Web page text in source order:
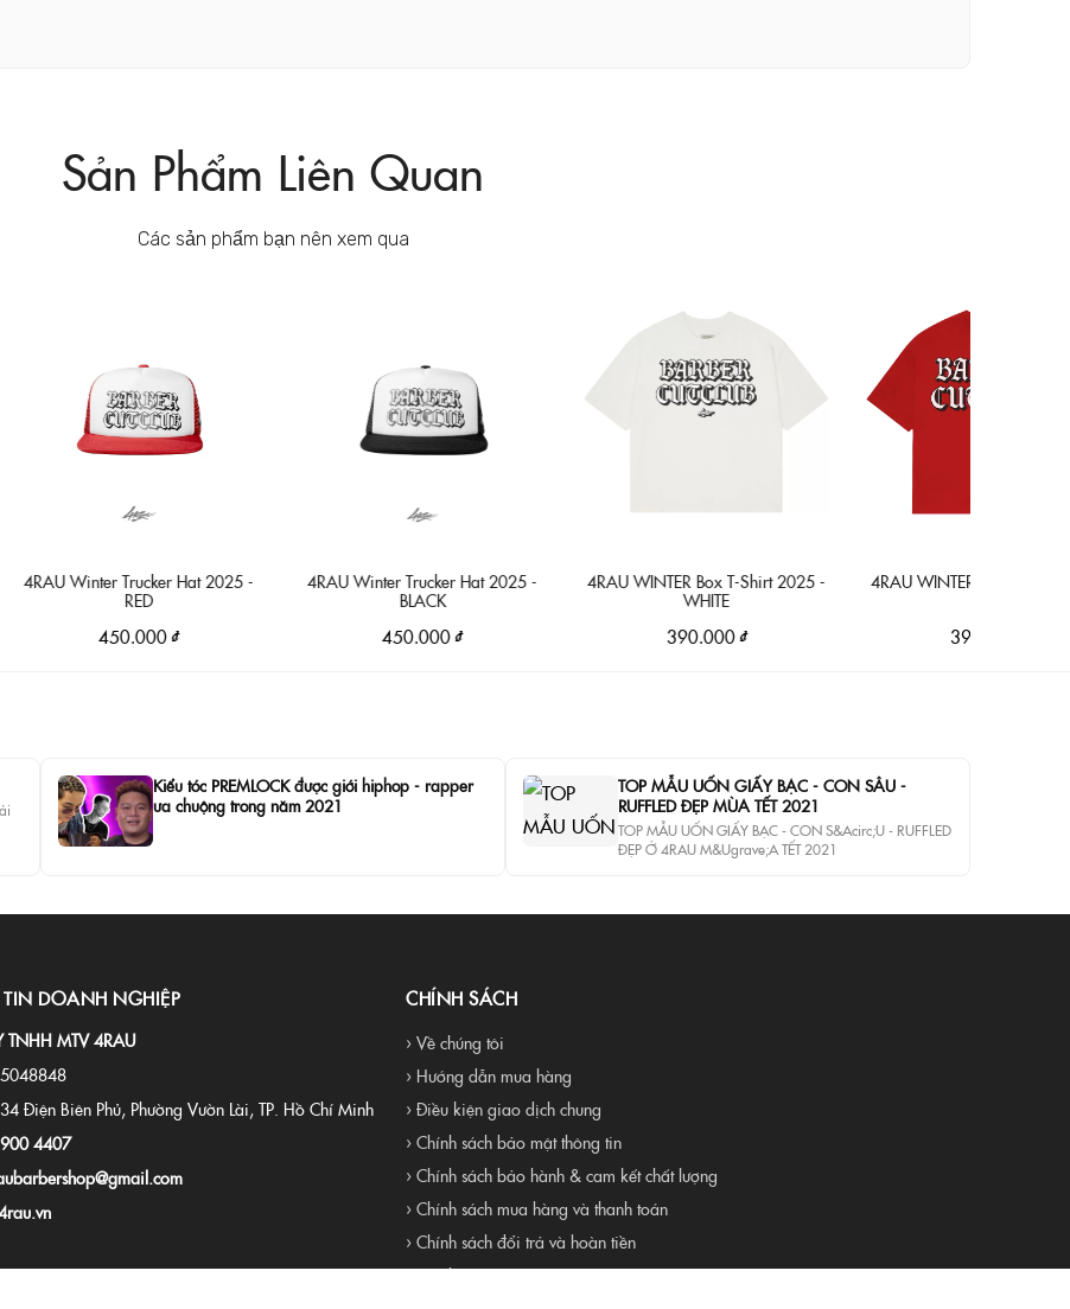
Sản Phẩm Liên Quan
Các sản phẩm bạn nên xem qua
Winter Trucker Hat 2025 -
450.000 ₫
4RAU Winter Trucker Hat 2025 -
450.000 ₫
4RAU WINTER Box T-Shirt 2025 -
390.000 ₫
4RAU WINTER Box T-Shirt 2025 -
390.000 ₫
Kiểu tóc PREMLOCK được giới hiphop - rapper
ưa chuộng trong năm 2021
TOP MẪU UỐN GIẤY BẠC - CON SÂU -
RUFFLED ĐẸP MÙA TẾT 2021
TOP MẪU UỐN GIẤY BẠC - CON S&Acirc;U - RUFFLED
ĐẸP Ở 4RAU M&Ugrave;A TẾT 2021
DOANH NGHIỆP
TNHH MTV 4RAU
Điện Biên Phủ, Phường Vườn Lài, TP. Hồ Chí Minh
4407
CHÍNH SÁCH
› Về chúng tôi
› Hướng dẫn mua hàng
› Điều kiện giao dịch chung
› Chính sách bảo mật thông tin
› Chính sách bảo hành & cam kết chất lượng
› Chính sách mua hàng và thanh toán
› Chính sách đổi trả và hoàn tiền
› Liên hệ